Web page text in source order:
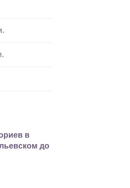
в
до